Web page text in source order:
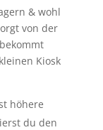
& wohl
von der
Kiosk
höhere
du den